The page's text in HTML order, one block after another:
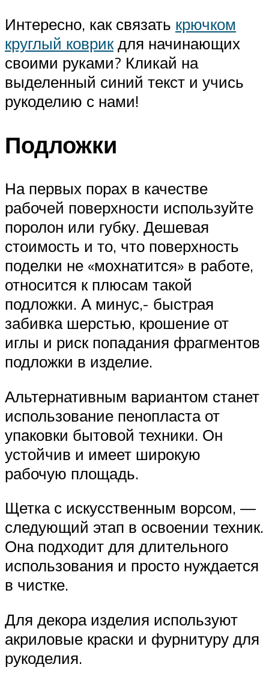
Интересно, как связать крючком
круглый коврикдля начинающих
своими руками? Кликай на
выделенный синий текст и учись
рукоделию с нами!
Подложки
На первых порах в качестве
рабочей поверхности используйте
поролон или губку. Дешевая
стоимость и то, что поверхность
поделки не «мохнатится» в работе,
относится к плюсам такой
подложки. А минус,- быстрая
забивка шерстью, крошение от
иглы и риск попадания фрагментов
подложки в изделие.
Альтернативным вариантом станет
использование пенопласта от
упаковки бытовой техники. Он
устойчив и имеет широкую
рабочую площадь.
Щетка с искусственным ворсом, —
следующий этап в освоении техник.
Она подходит для длительного
использования и просто нуждается
в чистке.
Для декора изделия используют
акриловые краски и фурнитуру для
рукоделия.